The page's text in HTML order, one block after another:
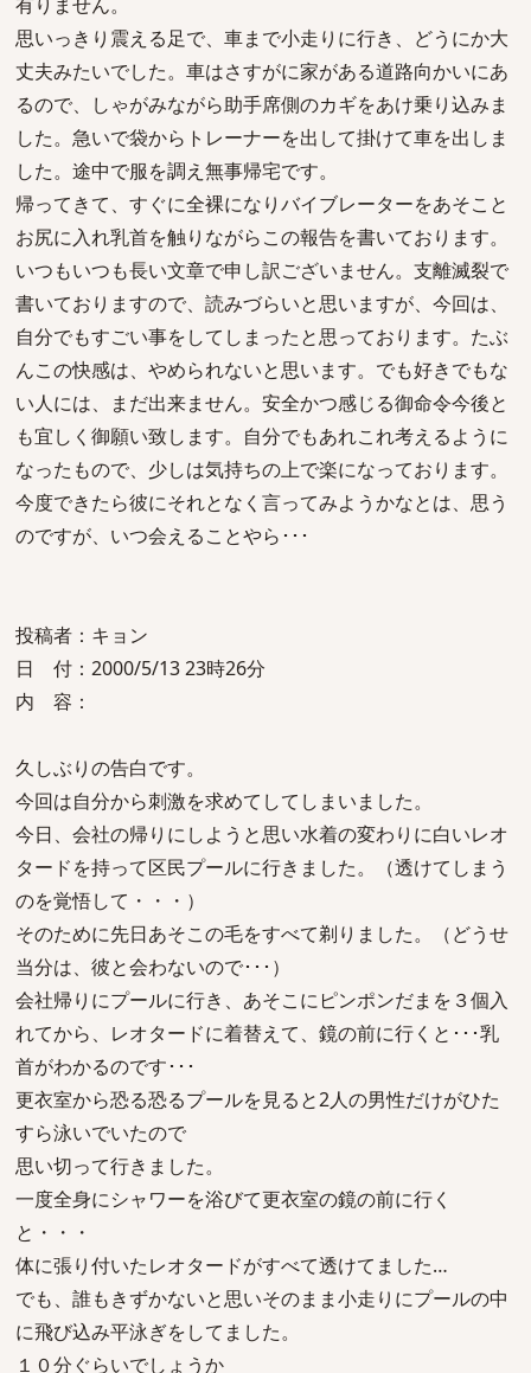
思いっきり震える足で、車まで小走りに行き、どうにか大
丈夫みたいでした。車はさすがに家がある道路向かいにあ
るので、しゃがみながら助手席側のカギをあけ乗り込みま
した。急いで袋からトレーナーを出して掛けて車を出しま
した。途中で服を調え無事帰宅です。
帰ってきて、すぐに全裸になりバイブレーターをあそこと
お尻に入れ乳首を触りながらこの報告を書いております。
いつもいつも長い文章で申し訳ございません。支離滅裂で
書いておりますので、読みづらいと思いますが、今回は、
自分でもすごい事をしてしまったと思っております。たぶ
んこの快感は、やめられないと思います。でも好きでもな
い人には、まだ出来ません。安全かつ感じる御命令今後と
も宜しく御願い致します。自分でもあれこれ考えるように
なったもので、少しは気持ちの上で楽になっております。
今度できたら彼にそれとなく言ってみようかなとは、思う
のですが、いつ会えることやら･･･
投稿者：キョン
日 付：2000/5/13 23時26分
内 容：
久しぶりの告白です。
今回は自分から刺激を求めてしてしまいました。
今日、会社の帰りにしようと思い水着の変わりに白いレオ
タードを持って区民プールに行きました。（透けてしまう
のを覚悟して・・・）
そのために先日あそこの毛をすべて剃りました。（どうせ
当分は、彼と会わないので･･･）
会社帰りにプールに行き、あそこにピンポンだまを３個入
れてから、レオタードに着替えて、鏡の前に行くと･･･乳
首がわかるのです･･･
更衣室から恐る恐るプールを見ると2人の男性だけがひた
すら泳いでいたので
思い切って行きました。
一度全身にシャワーを浴びて更衣室の鏡の前に行く
と・・・
体に張り付いたレオタードがすべて透けてました…
でも、誰もきずかないと思いそのまま小走りにプールの中
に飛び込み平泳ぎをしてました。
１０分ぐらいでしょうか